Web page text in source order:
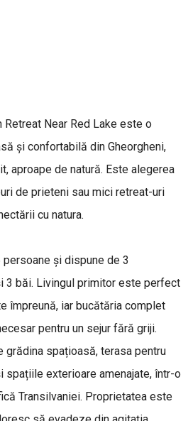
Retreat Near Red Lake este o
și confortabilă din Gheorgheni,
aproape de natură. Este alegerea
de prieteni sau mici retreat-uri
cu natura.
și dispune de 3
3 băi. Livingul primitor este perfect
împreună, iar bucătăria complet
pentru un sejur fără griji.
grădina spațioasă, terasa pentru
spațiile exterioare amenajate, într-o
Transilvaniei. Proprietatea este